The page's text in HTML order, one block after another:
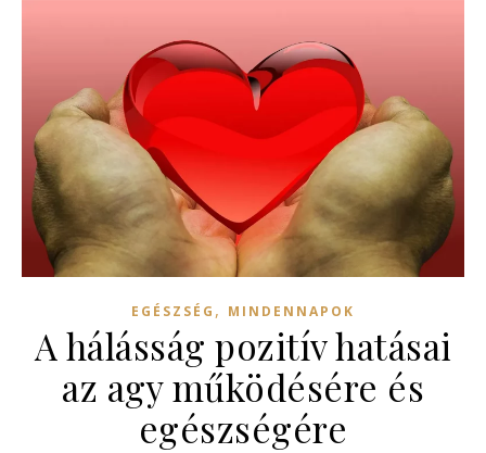
EGÉSZSÉG , MINDENNAPOK
A hálásság pozitív hatásai
az agy működésére és
egészségére